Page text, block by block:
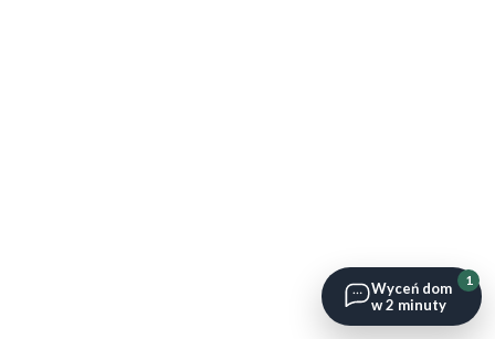
1
Wyceń dom
w 2 minuty